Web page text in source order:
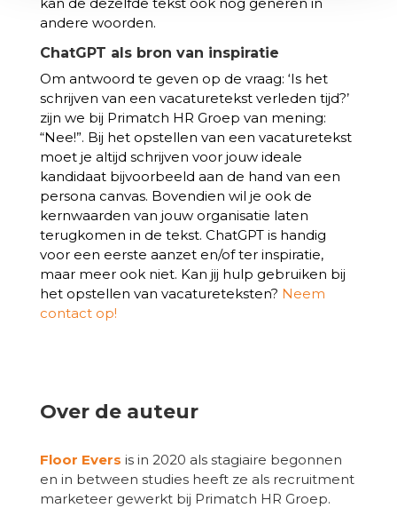
andere woorden.
ChatGPT als bron van inspiratie
Om antwoord te geven op de vraag: ‘Is het
schrijven van een vacaturetekst verleden tijd?’
zijn we bij Primatch HR Groep van mening:
“Nee!”. Bij het opstellen van een vacaturetekst
moet je altijd schrijven voor jouw ideale
kandidaat bijvoorbeeld aan de hand van een
persona canvas. Bovendien wil je ook de
kernwaarden van jouw organisatie laten
terugkomen in de tekst. ChatGPT is handig
voor een eerste aanzet en/of ter inspiratie,
maar meer ook niet. Kan jij hulp gebruiken bij
het opstellen van vacatureteksten? Neem
contact op!
Over de auteur
Floor Evers is in 2020 als stagiaire begonnen
en in between studies heeft ze als recruitment
marketeer gewerkt bij Primatch HR Groep.